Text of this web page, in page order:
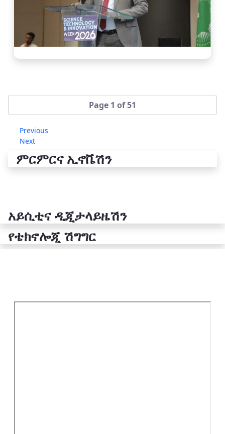
Page 1 of 51
Previous
Next
ምርምርና ኢኖቬሽን
አይሲቲና ዲጂታላይዜሽን
የቴክኖሎጂ ሽግግር